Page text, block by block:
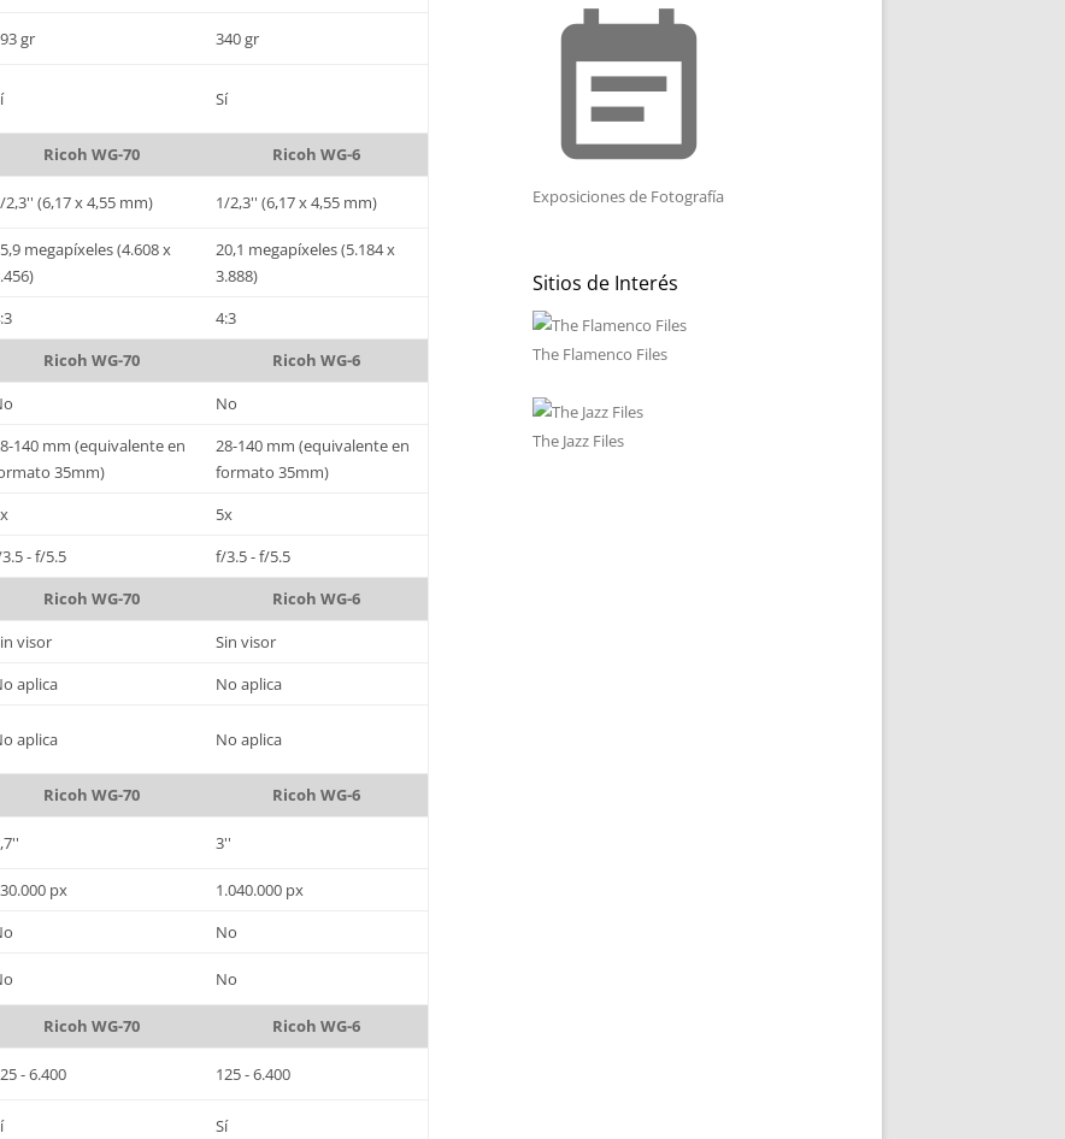
gr 340 gr
Sí
Ricoh WG-70 Ricoh WG-6
2,3'' (6,17 x 4,55 mm) 1/2,3'' (6,17 x 4,55 mm)
megapíxeles (4.608 x
20,1 megapíxeles (5.184 x
3.888)
4:3
Ricoh WG-70
Ricoh WG-6
No
140 mm (equivalente en
35mm)
28-140 mm (equivalente en
formato 35mm)
5x
- f/5.5
f/3.5 - f/5.5
Ricoh WG-70
Ricoh WG-6
visor
Sin visor
aplica
No aplica
aplica No aplica
Ricoh WG-70 Ricoh WG-6
3''
px
1.040.000 px
No
No
Ricoh WG-70 Ricoh WG-6
- 6.400 125 - 6.400
Sí
event_note
Exposiciones de Fotografía
Sitios de Interés
The Flamenco Files
The Jazz Files